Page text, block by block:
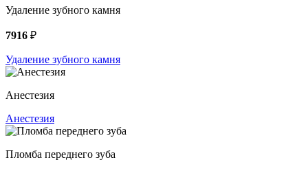
Удаление зубного камня
7916 ₽
Удаление зубного камня
Анестезия
Анестезия
Пломба переднего зуба